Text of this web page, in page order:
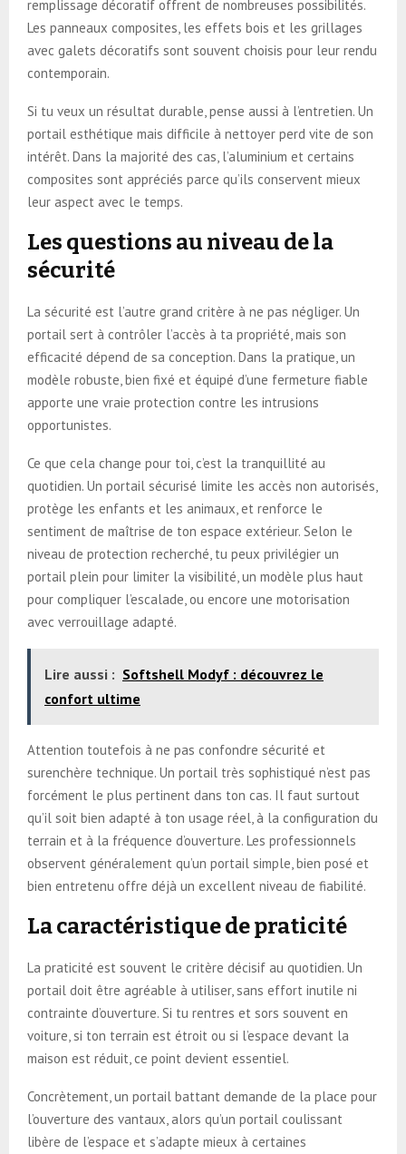
remplissage décoratif offrent de nombreuses possibilités.
Les panneaux composites, les effets bois et les grillages
avec galets décoratifs sont souvent choisis pour leur rendu
contemporain.
Si tu veux un résultat durable, pense aussi à l’entretien. Un
portail esthétique mais difficile à nettoyer perd vite de son
intérêt. Dans la majorité des cas, l’aluminium et certains
composites sont appréciés parce qu’ils conservent mieux
leur aspect avec le temps.
Les questions au niveau de la
sécurité
La sécurité est l’autre grand critère à ne pas négliger. Un
portail sert à contrôler l’accès à ta propriété, mais son
efficacité dépend de sa conception. Dans la pratique, un
modèle robuste, bien fixé et équipé d’une fermeture fiable
apporte une vraie protection contre les intrusions
opportunistes.
Ce que cela change pour toi, c’est la tranquillité au
quotidien. Un portail sécurisé limite les accès non autorisés,
protège les enfants et les animaux, et renforce le
sentiment de maîtrise de ton espace extérieur. Selon le
niveau de protection recherché, tu peux privilégier un
portail plein pour limiter la visibilité, un modèle plus haut
pour compliquer l’escalade, ou encore une motorisation
avec verrouillage adapté.
Lire aussi : Softshell Modyf : découvrez le
confort ultime
Attention toutefois à ne pas confondre sécurité et
surenchère technique. Un portail très sophistiqué n’est pas
forcément le plus pertinent dans ton cas. Il faut surtout
qu’il soit bien adapté à ton usage réel, à la configuration du
terrain et à la fréquence d’ouverture. Les professionnels
observent généralement qu’un portail simple, bien posé et
bien entretenu offre déjà un excellent niveau de fiabilité.
La caractéristique de praticité
La praticité est souvent le critère décisif au quotidien. Un
portail doit être agréable à utiliser, sans effort inutile ni
contrainte d’ouverture. Si tu rentres et sors souvent en
voiture, si ton terrain est étroit ou si l’espace devant la
maison est réduit, ce point devient essentiel.
Concrètement, un portail battant demande de la place pour
l’ouverture des vantaux, alors qu’un portail coulissant
libère de l’espace et s’adapte mieux à certaines